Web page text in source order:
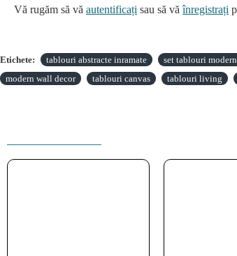
Vă rugăm să vă autentificați sau să văînregistrați
Etichete: tablouri abstracte inramate set tablouri
modern wall decor
tablouri canvas tablouri living